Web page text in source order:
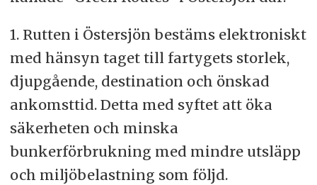
1. Rutten i Östersjön bestäms elektroniskt
med hänsyn taget till fartygets storlek,
djupgående, destination och önskad
ankomsttid. Detta med syftet att öka
säkerheten och minska
bunkerförbrukning med mindre utsläpp
och miljöbelastning som följd.